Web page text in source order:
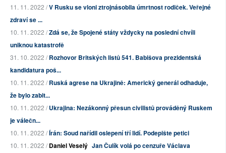
11. 11. 2022 /V Rusku se vloni ztrojnásobila úmrtnost rodiček. Veřejné
zdraví se ...
10. 11. 2022 /Zdá se, že Spojené státy vždycky na poslední chvíli
uniknou katastrofě
31. 10. 2022 /Rozhovor Britských listů 541. Babišova prezidentská
kandidatura poš...
10. 11. 2022 /Ruská agrese na Ukrajině: Americký generál odhaduje,
že bylo zabit...
10. 11. 2022 /Ukrajina: Nezákonný přesun civilistů prováděný Ruskem
je válečn...
10. 11. 2022 /Írán: Soud nařídil oslepení tří lidí. Podepište petici
10. 11. 2022 /Daniel Veselý Jan Čulík volá po cenzuře Václava